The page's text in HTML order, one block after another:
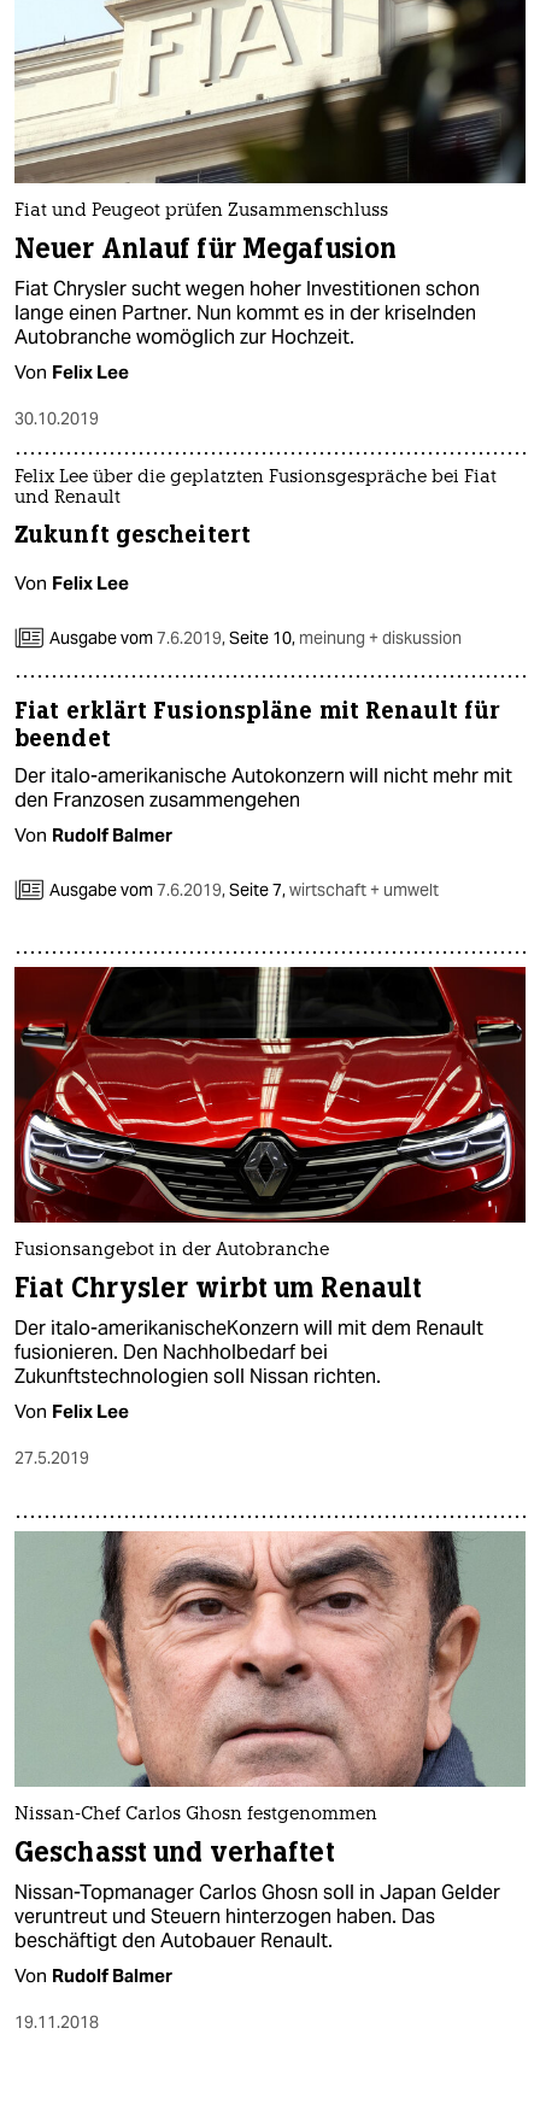
Fiat und Peugeot prüfen Zusammenschluss
Neuer Anlauf für Megafusion
Fiat Chrysler sucht wegen hoher Investitionen schon
lange einen Partner. Nun kommt es in der kriselnden
Autobranche womöglich zur Hochzeit.
Von Felix Lee
30.10.2019
Felix Lee über die geplatzten Fusionsgespräche bei Fiat
und Renault
Zukunft gescheitert
Von Felix Lee
Ausgabe vom7.6.2019,Seite 10, meinung + diskussion
Fiat erklärt Fusionspläne mit Renault für
beendet
Der italo-amerikanische Autokonzern will nicht mehr mit
den Franzosen zusammengehen
Von Rudolf Balmer
Ausgabe vom7.6.2019,Seite 7,wirtschaft + umwelt
Fusionsangebot in der Autobranche
Fiat Chrysler wirbt um Renault
Der italo-amerikanischeKonzern will mit dem Renault
fusionieren. Den Nachholbedarf bei
Zukunftstechnologien soll Nissan richten.
Von Felix Lee
27.5.2019
Nissan-Chef Carlos Ghosn festgenommen
Geschasst und verhaftet
Nissan-Topmanager Carlos Ghosn soll in Japan Gelder
veruntreut und Steuern hinterzogen haben. Das
beschäftigt den Autobauer Renault.
Von Rudolf Balmer
19.11.2018